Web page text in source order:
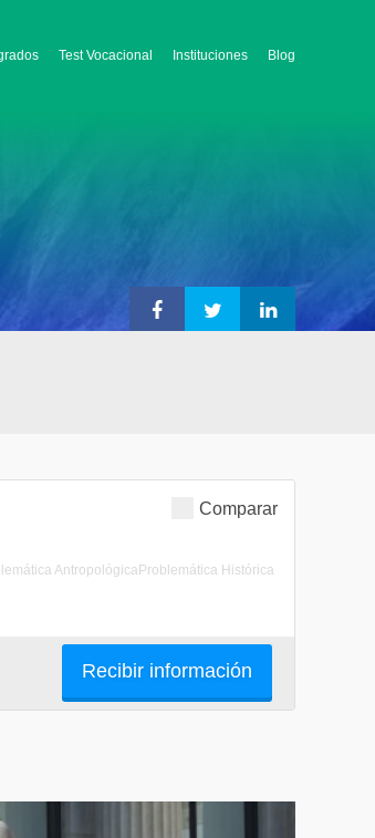
Test Vocacional Instituciones Blog
Comparar
AntropológicaProblemática Histórica
Recibir información